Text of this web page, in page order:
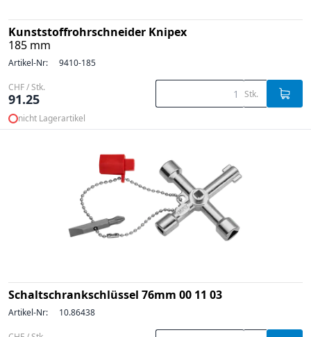
Kunststoffrohrschneider Knipex
185 mm
Artikel-Nr: 9410-185
CHF / Stk.
91.25 Stk.
nicht Lagerartikel
Schaltschrankschlüssel 76mm 00 11 03
Artikel-Nr: 10.86438